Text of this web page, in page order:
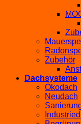
Zubehör
Dachsysteme
Ökodach
Neudach